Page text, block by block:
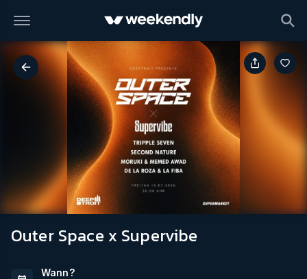
Outer Space x Supervibe
Wann?